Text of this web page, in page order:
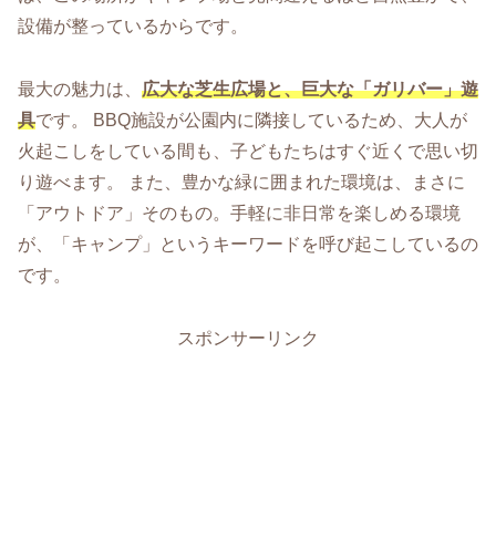
設備が整っているからです。
最大の魅力は、 広大な芝生広場と、巨大な「ガリバー」遊
具です。 BBQ施設が公園内に隣接しているため、大人が
火起こしをしている間も、子どもたちはすぐ近くで思い切
り遊べます。 また、豊かな緑に囲まれた環境は、まさに
「アウトドア」そのもの。手軽に非日常を楽しめる環境
が、「キャンプ」というキーワードを呼び起こしているの
です。
スポンサーリンク